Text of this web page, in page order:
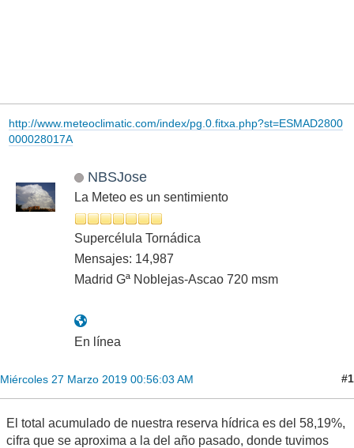
http://www.meteoclimatic.com/index/pg.0.fitxa.php?st=ESMAD2800
000028017A
NBSJose
La Meteo es un sentimiento
Supercélula Tornádica
Mensajes: 14,987
Madrid Gª Noblejas-Ascao 720 msm
En línea
Miércoles 27 Marzo 2019 00:56:03 AM #1
El total acumulado de nuestra reserva hídrica es del 58,19%,
cifra que se aproxima a la del año pasado, donde tuvimos